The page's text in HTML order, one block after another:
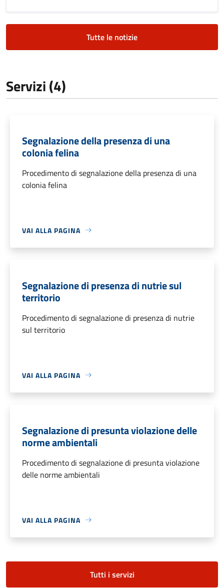
Tutte le notizie
Servizi (4)
Segnalazione della presenza di una
colonia felina
Procedimento di segnalazione della presenza di una
colonia felina
VAI ALLA PAGINA
Segnalazione di presenza di nutrie sul
territorio
Procedimento di segnalazione di presenza di nutrie
sul territorio
VAI ALLA PAGINA
Segnalazione di presunta violazione delle
norme ambientali
Procedimento di segnalazione di presunta violazione
delle norme ambientali
VAI ALLA PAGINA
Tutti i servizi